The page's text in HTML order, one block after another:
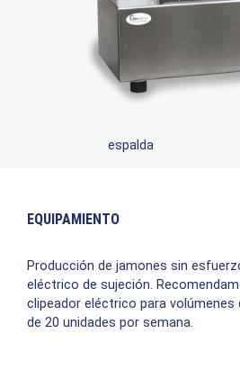
espalda
EQUIPAMIENTO
Producción de jamones sin
eléctrico de sujeción.
clipeador eléctrico para
de 20 unidades por semana.